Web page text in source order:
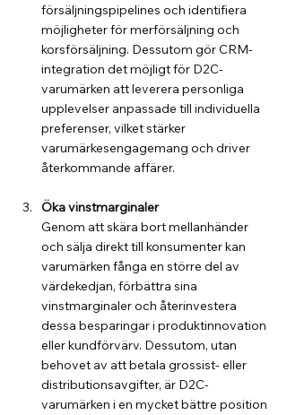
försäljningspipelines och identifiera
möjligheter för merförsäljning och
korsförsäljning. Dessutom gör CRM-
integration det möjligt för D2C-
varumärken att leverera personliga
upplevelser anpassade till individuella
preferenser, vilket stärker
varumärkesengagemang och driver
återkommande affärer.
Öka vinstmarginaler
Genom att skära bort mellanhänder
och sälja direkt till konsumenter kan
varumärken fånga en större del av
värdekedjan, förbättra sina
vinstmarginaler och återinvestera
dessa besparingar i produktinnovation
eller kundförvärv. Dessutom, utan
behovet av att betala grossist- eller
distributionsavgifter, är D2C-
varumärken i en mycket bättre position